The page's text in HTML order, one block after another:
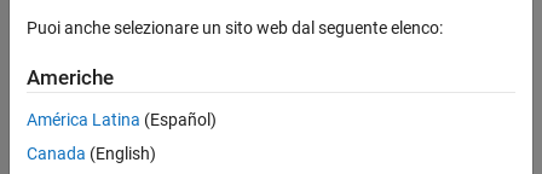
Device Driver Blocks
Block Mask
ON THIS PAGE
See Also
Add Pin Number Property
Add Push Button to View Pin Map
See Also
Puoi anche selezionare un sito web dal seguente elenco:
Americhe
América Latina (Español)
Canada (English)